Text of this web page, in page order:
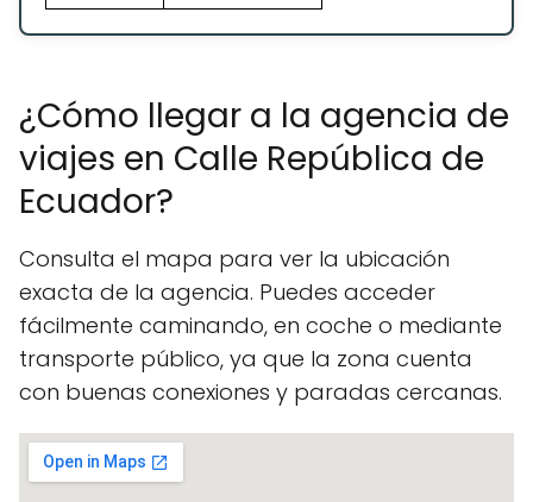
¿Cómo llegar a la agencia de
viajes en Calle República de
Ecuador?
Consulta el mapa para ver la ubicación
exacta de la agencia. Puedes acceder
fácilmente caminando, en coche o mediante
transporte público, ya que la zona cuenta
con buenas conexiones y paradas cercanas.